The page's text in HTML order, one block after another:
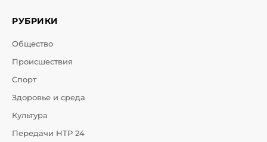
РУБРИКИ
Общество
Происшествия
Спорт
Здоровье и среда
Культура
Передачи НТР 24